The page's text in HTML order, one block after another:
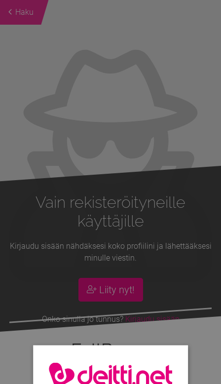
Haku
Vain rekisteröityneille
käyttäjille
Kirjaudu sisään nähdäksesi koko profiilini ja lähettääksesi
minulle viestin.
Liity nyt!
Onko sinulla jo tunnus? Kirjaudu sisään
FullB, 35v